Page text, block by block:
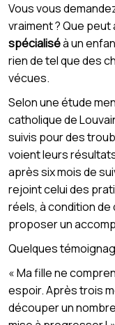
Vous vous
vraiment ? Que
spécialiséà un
rien de tel que des
vécues.
Selon une étude
catholique de
suivis pour des
voient leurs
après six mois de
rejoint celui des
réels, à condition
proposer un
Quelques
« Ma fille ne
espoir. Après trois
découper un